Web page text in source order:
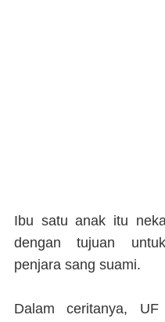
Ibu satu anak itu
dengan tujuan
penjara sang suami.
Dalam ceritanya,